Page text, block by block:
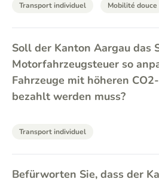
Transport individuel Mobilité douce
Soll der Kanton Aargau das
Motorfahrzeugsteuer so
Fahrzeuge mit höheren
bezahlt werden muss?
Transport individuel
Befürworten Sie, dass der